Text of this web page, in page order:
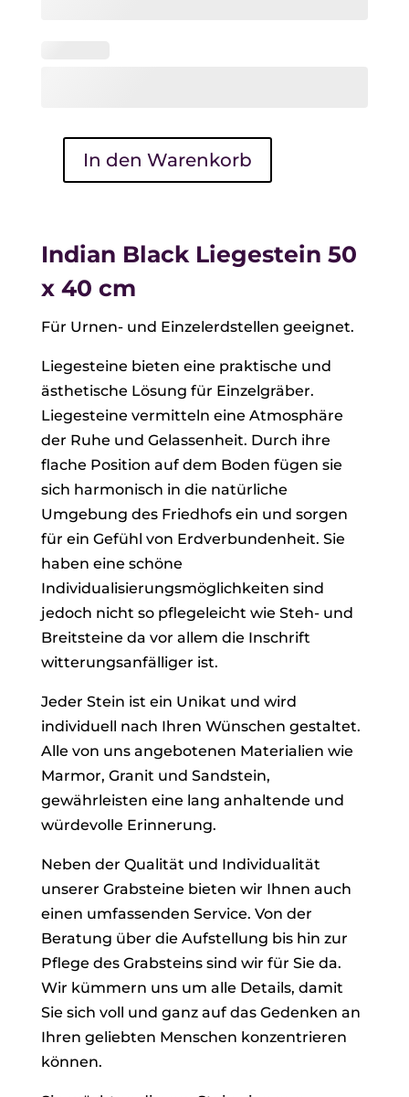
Indian
50
40
cm
In den Warenkorb
Indian Black Liegestein 50
x 40 cm
Für Urnen- und Einzelerdstellen geeignet.
Liegesteine bieten eine praktische und
ästhetische Lösung für Einzelgräber.
Liegesteine vermitteln eine Atmosphäre
der Ruhe und Gelassenheit. Durch ihre
flache Position auf dem Boden fügen sie
sich harmonisch in die natürliche
Umgebung des Friedhofs ein und sorgen
für ein Gefühl von Erdverbundenheit. Sie
haben eine schöne
Individualisierungsmöglichkeiten sind
jedoch nicht so pflegeleicht wie Steh- und
Breitsteine da vor allem die Inschrift
witterungsanfälliger ist.
Jeder Stein ist ein Unikat und wird
individuell nach Ihren Wünschen gestaltet.
Alle von uns angebotenen Materialien wie
Marmor, Granit und Sandstein,
gewährleisten eine lang anhaltende und
würdevolle Erinnerung.
Neben der Qualität und Individualität
unserer Grabsteine bieten wir Ihnen auch
einen umfassenden Service. Von der
Beratung über die Aufstellung bis hin zur
Pflege des Grabsteins sind wir für Sie da.
Wir kümmern uns um alle Details, damit
Sie sich voll und ganz auf das Gedenken an
Ihren geliebten Menschen konzentrieren
können.